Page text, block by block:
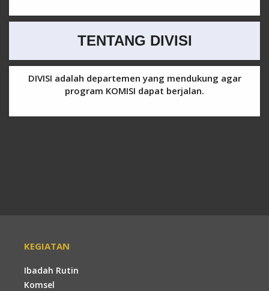
TENTANG DIVISI
DIVISI adalah departemen yang mendukung agar
program KOMISI dapat berjalan.
KEGIATAN
Ibadah Rutin
Komsel